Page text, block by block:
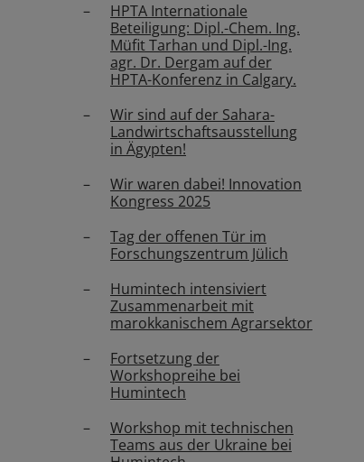
HPTA Internationale
Beteiligung: Dipl.-Chem. Ing.
Müfit Tarhan und Dipl.-Ing.
agr. Dr. Dergam auf der
HPTA-Konferenz in Calgary.
Wir sind auf der Sahara-
Landwirtschaftsausstellung
in Ägypten!
Wir waren dabei! Innovation
Kongress 2025
Tag der offenen Tür im
Forschungszentrum Jülich
Humintech intensiviert
Zusammenarbeit mit
marokkanischem Agrarsektor
Fortsetzung der
Workshopreihe bei
Humintech
Workshop mit technischen
Teams aus der Ukraine bei